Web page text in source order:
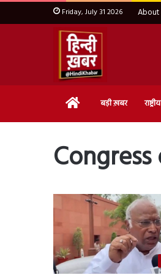
Friday, July 31 2026 About
Home बड़ी ख़बर राष्ट्रीय
Congress